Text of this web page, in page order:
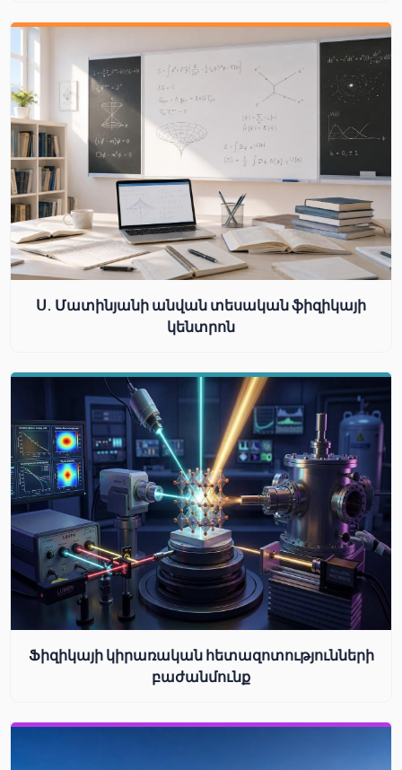
Ս. Մատինյանի անվան տեսական ֆիզիկայի
կենտրոն
Ֆիզիկայի կիրառական հետազոտությունների
բաժանմունք